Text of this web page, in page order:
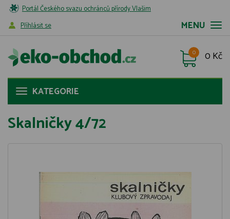
Portál Českého svazu ochránců přírody Vlašim
MENU
Příhlásit se
0 Kč
0
KATEGORIE
Skalničky 4/72